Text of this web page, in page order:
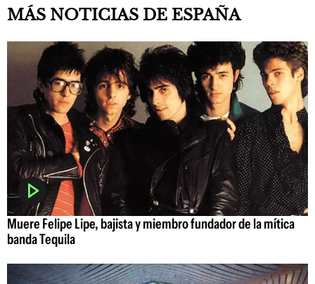
MÁS NOTICIAS DE ESPAÑA
Muere Felipe Lipe, bajista y miembro fundador de la mítica
banda Tequila